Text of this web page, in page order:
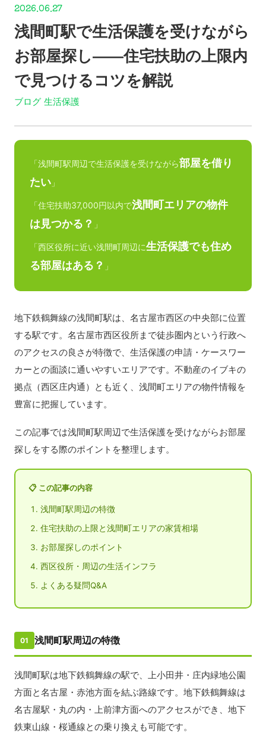
2026.06.27
浅間町駅で生活保護を受けながら
お部屋探し——住宅扶助の上限内
で見つけるコツを解説
ブログ 生活保護
「浅間町駅周辺で生活保護を受けながら部屋を借り
たい 」
「住宅扶助37,000円以内で浅間町エリアの物件
は見つかる？ 」
「西区役所に近い浅間町周辺に生活保護でも住め
る部屋はある？ 」
地下鉄鶴舞線の浅間町駅は、名古屋市西区の中央部に位置
する駅です。名古屋市西区役所まで徒歩圏内という行政へ
のアクセスの良さが特徴で、生活保護の申請・ケースワー
カーとの面談に通いやすいエリアです。不動産のイブキの
拠点（西区庄内通）とも近く、浅間町エリアの物件情報を
豊富に把握しています。
この記事では浅間町駅周辺で生活保護を受けながらお部屋
探しをする際のポイントを整理します。
📋 この記事の内容
浅間町駅周辺の特徴
住宅扶助の上限と浅間町エリアの家賃相場
お部屋探しのポイント
西区役所・周辺の生活インフラ
よくある疑問Q&A
01 浅間町駅周辺の特徴
浅間町駅は地下鉄鶴舞線の駅で、上小田井・庄内緑地公園
方面と名古屋・赤池方面を結ぶ路線です。地下鉄鶴舞線は
名古屋駅・丸の内・上前津方面へのアクセスができ、地下
鉄東山線・桜通線との乗り換えも可能です。